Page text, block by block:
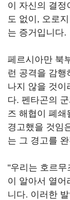
이 자신의 결정
도 없이, 오로
는 증거입니다.
페르시아만 북
런 공격을 감행
나지 않을 것이
다. 펜타곤의
즈 해협이 폐쇄
경고했을 것임
는 그 경고를
"우리는 호르무
이 알아서 열어
니다. 이러한